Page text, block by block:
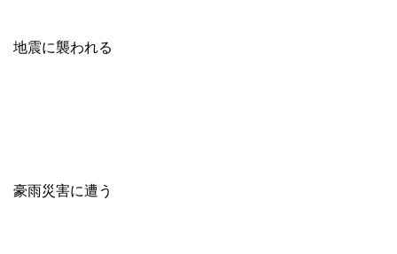
地震に襲われる
豪雨災害に遭う